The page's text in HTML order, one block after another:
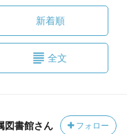
新着順
全文
図書館さん フォロー